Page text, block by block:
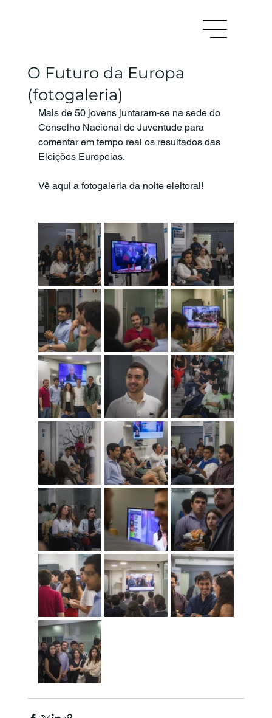
O Futuro da Europa
(fotogaleria)
Mais de 50 jovens juntaram-se na sede do
Conselho Nacional de Juventude para
comentar em tempo real os resultados das
Eleições Europeias.
Vê aqui a fotogaleria da noite eleitoral!